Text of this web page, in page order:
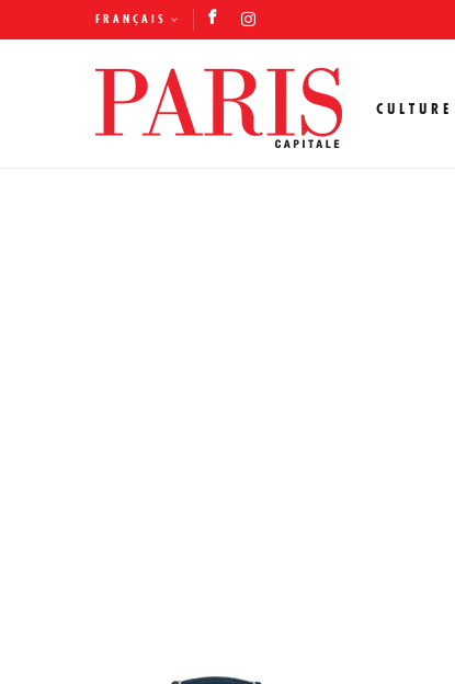
FRANÇAIS
CULTURE